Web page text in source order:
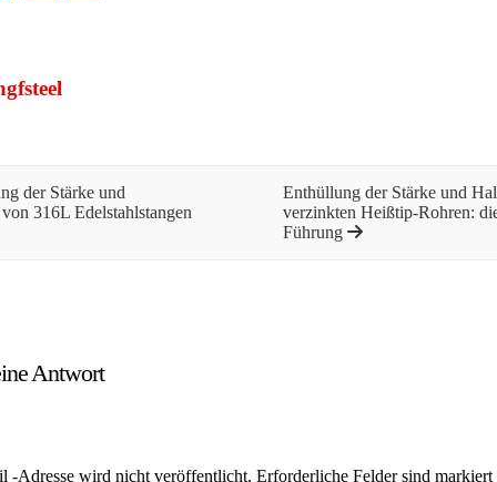
der Stärke und
316L Edelstahlstangen
Enthüllung der Stärke und
verzinkten Heißtip-Rohren:
Führung
Antwort
-Adresse wird nicht veröffentlicht. Erforderliche Felder sind markiert